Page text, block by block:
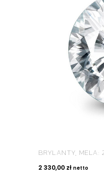
BRYLANTY, MELA:
2 330,00 zł netto